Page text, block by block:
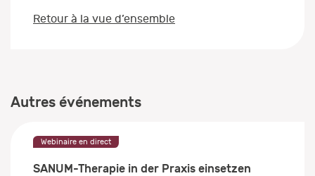
Retour à la vue d’ensemble
Autres événements
Webinaire en direct
SANUM-Therapie in der Praxis einsetzen